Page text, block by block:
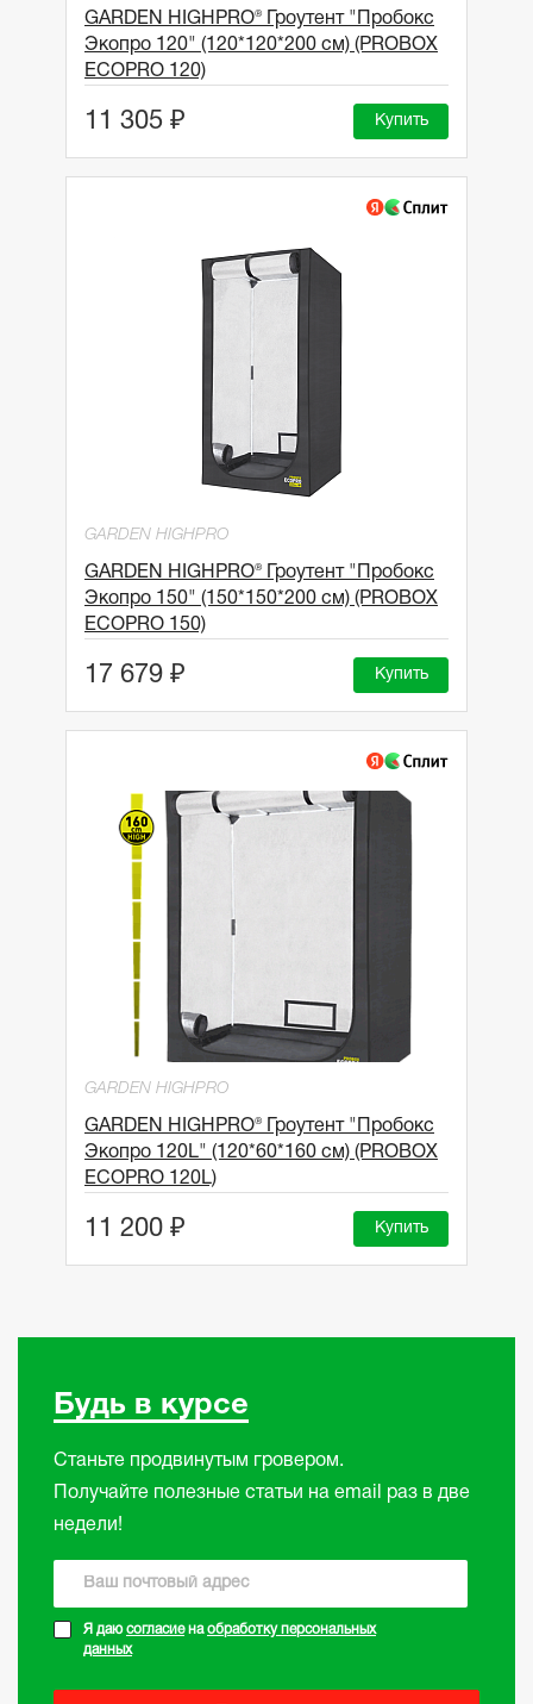
GARDEN HIGHPRO® Гроутент "Пробокс
Экопро 120" (120*120*200 см) (PROBOX
ECOPRO 120)
11 305 ₽ Купить
GARDEN HIGHPRO
GARDEN HIGHPRO® Гроутент "Пробокс
Экопро 150" (150*150*200 см) (PROBOX
ECOPRO 150)
17 679 ₽ Купить
GARDEN HIGHPRO
GARDEN HIGHPRO® Гроутент "Пробокс
Экопро 120L" (120*60*160 см) (PROBOX
ECOPRO 120L)
11 200 ₽ Купить
Будь в курсе
Станьте продвинутым гровером.
Получайте полезные статьи на email раз в две
недели!
Я даюсогласиенаобработку персональных
данных